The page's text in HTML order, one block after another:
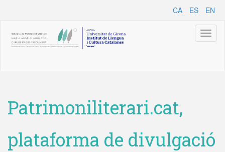
CA ES EN
Patrimoniliterari.cat,
plataforma de divulgació